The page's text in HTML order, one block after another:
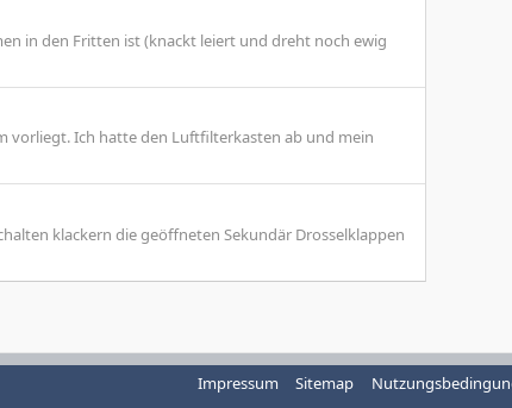
in den Fritten ist (knackt leiert und dreht noch ewig
vorliegt. Ich hatte den Luftfilterkasten ab und mein
klackern die geöffneten Sekundär Drosselklappen
Impressum Sitemap